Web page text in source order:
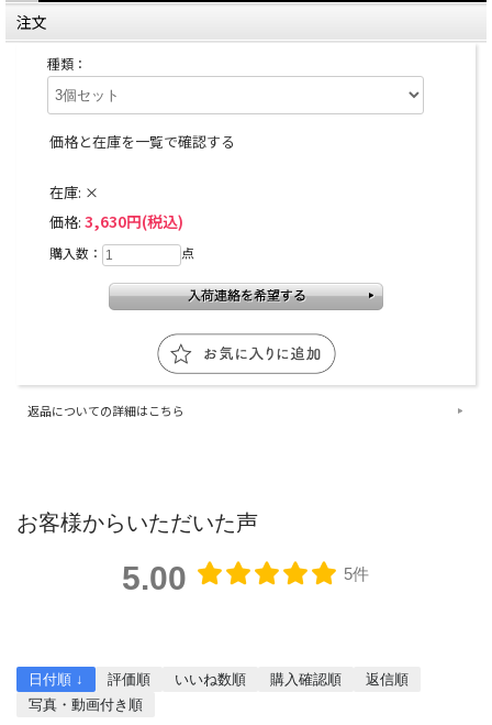
注文
種類：
価格と在庫を一覧で確認する
在庫: ×
価格: 3,630円(税込)
購入数： 点
返品についての詳細はこちら
お客様からいただいた声
5.00 5件
日付順 ↓ 評価順 いいね数順 購入確認順
返信順
写真・動画付き順